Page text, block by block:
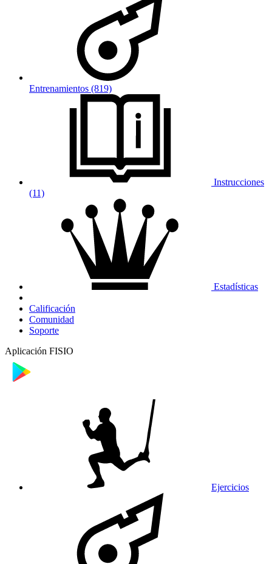
Entrenamientos (819)
Instrucciones
(11)
Estadísticas
Calificación
Comunidad
Soporte
Aplicación FISIO
Ejercicios